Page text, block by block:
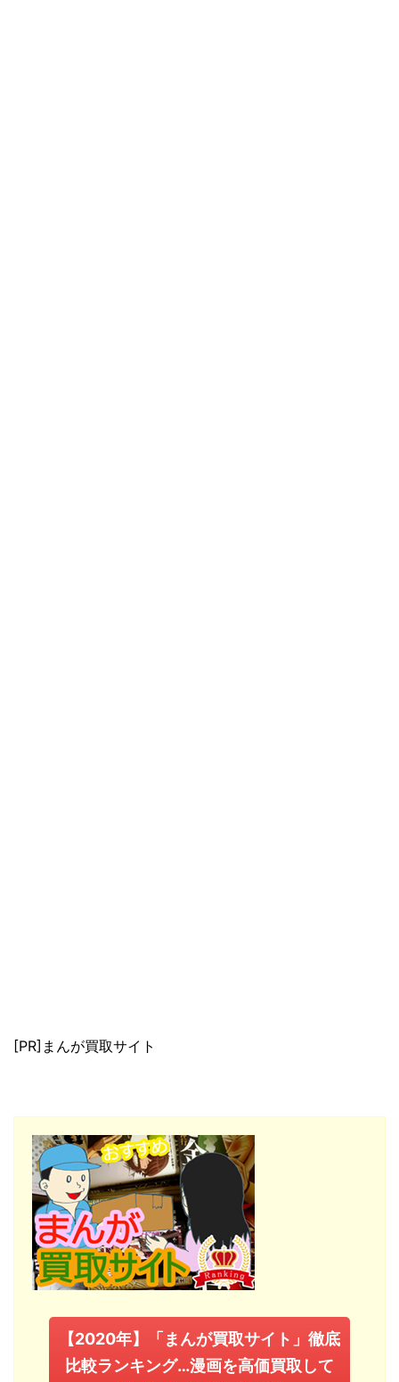
[PR]まんが買取サイト
【2020年】「まんが買取サイト」徹底
比較ランキング…漫画を高価買取して